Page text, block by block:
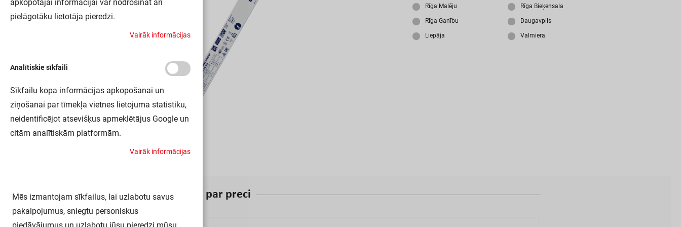
Aiz
id
Rīga Malēju Rīga Bieķensala
Rīga Ganību Daugavpils
Liepāja Valmiera
Inform par preci
apkopotajai informācijai var nodrošināt arī
pielāgotāku lietotāja pieredzi.
Vairāk informācijas
Analītiskie sīkfaili
Sīkfailu kopa informācijas apkopošanai un
ziņošanai par tīmekļa vietnes lietojuma statistiku,
neidentificējot atsevišķus apmeklētājus Google un
citām analītiskām platformām.
Vairāk informācijas
Mēs izmantojam sīkfailus, lai uzlabotu savus
pakalpojumus, sniegtu personiskus